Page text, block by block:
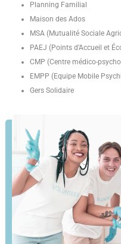
Planning Familial
Maison des Ados
MSA (Mutualité Sociale
PAEJ (Points d’Accueil et
CMP (Centre médico-
EMPP (Equipe Mobile
Gers Solidaire